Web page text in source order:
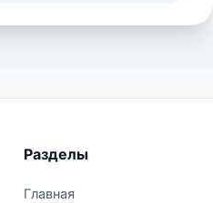
Разделы
Главная